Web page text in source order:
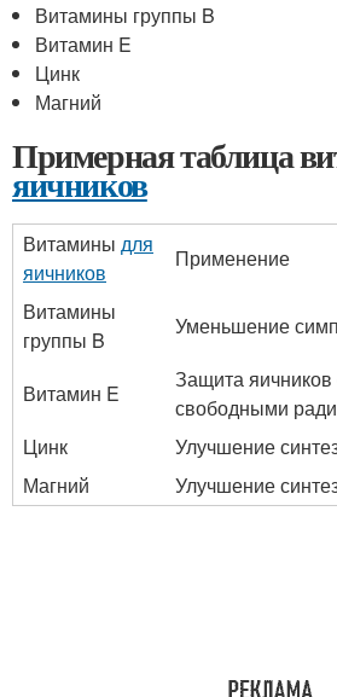
Витамины группы B
Витамин E
Цинк
Магний
Примерная таблица
яичников
Витамины для
яичников
Применение
Витамины
группы B
Уменьшение
Витамин E
Защита
свободными
Цинк
Улучшение
Магний
Улучшение